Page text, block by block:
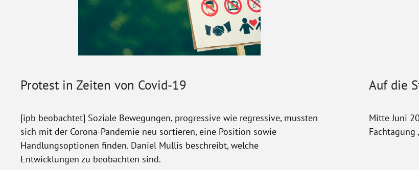
Protest in Zeiten von Covid-19
[ipb beobachtet] Soziale Bewegungen, progressive wie regressive, mussten
sich mit der Corona-Pandemie neu sortieren, eine Position sowie
Handlungsoptionen finden. Daniel Mullis beschreibt, welche
Entwicklungen zu beobachten sind.
Auf die
Mitte Juni
Fachtagung